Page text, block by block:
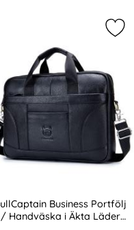
Handväska
Business Portfölj
/ Handväska i Äkta Läder